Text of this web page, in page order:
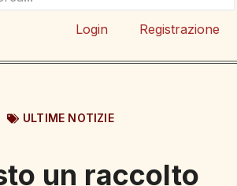
Login Registrazione
ULTIME NOTIZIE
un raccolto